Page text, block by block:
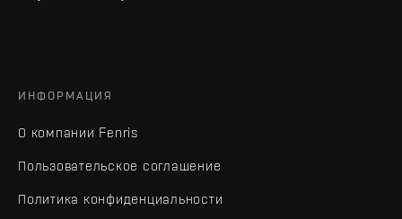
ИНФОРМАЦИЯ
О компании Fenris
Пользовательское соглашение
Политика конфиденциальности